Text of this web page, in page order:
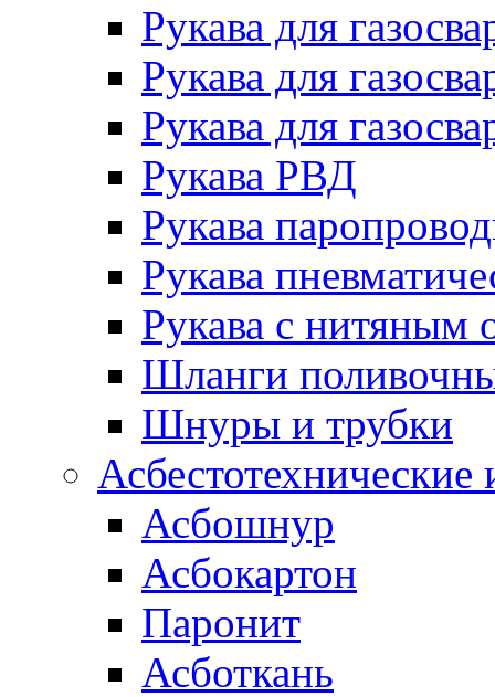
Рукава для
Рукава для
Рукава для
Рукава РВД
Рукава
Рукава
Рукава с нитяным
Шланги
Шнуры и трубки
Асбестотехнические
Асбошнур
Асбокартон
Паронит
Асботкань